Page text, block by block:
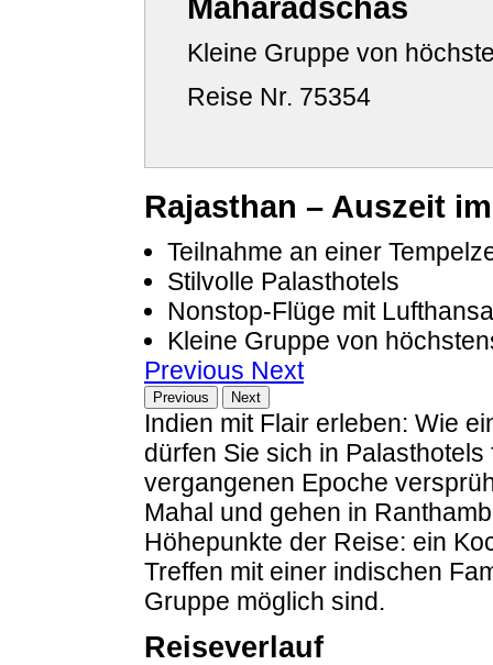
Maharadschas
Kleine Gruppe von
Reise Nr. 75354
Rajasthan – Auszeit
Teilnahme an einer
Stilvolle Palasthotels
Nonstop-Flüge mit
Kleine Gruppe von
Previous Next
Previous Next
Indien mit Flair erleben: Wie
dürfen Sie sich in
vergangenen Epoche
Mahal und gehen in
Höhepunkte der Reise: ein
Treffen mit einer indischen
Gruppe möglich sind.
Reiseverlauf